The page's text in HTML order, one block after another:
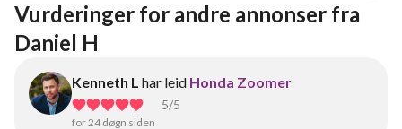
Vurderinger for andre annonser fra
Daniel H
Kenneth L har leid Honda Zoomer
5/5
for 24 døgn siden